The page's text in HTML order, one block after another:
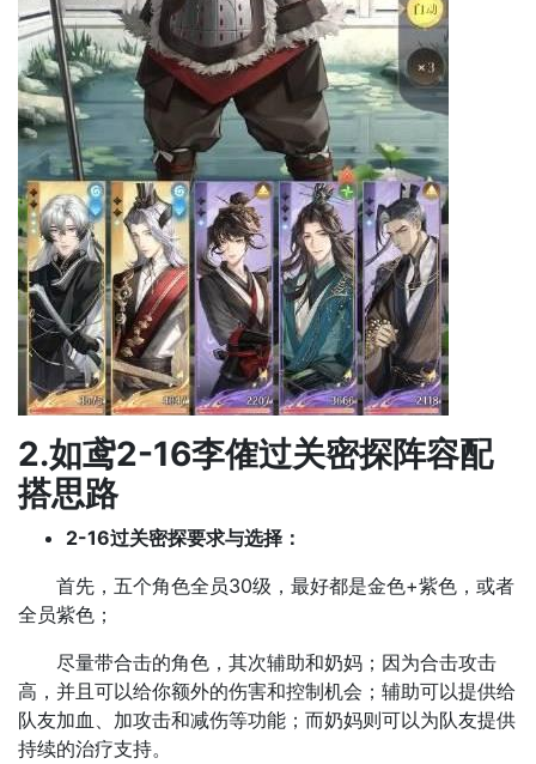
2.如鸢2-16李傕过关密探阵容配
搭思路
2-16过关密探要求与选择：
首先，五个角色全员30级，最好都是金色+紫色，或者
全员紫色；
尽量带合击的角色，其次辅助和奶妈；因为合击攻击
高，并且可以给你额外的伤害和控制机会；辅助可以提供给
队友加血、加攻击和减伤等功能；而奶妈则可以为队友提供
持续的治疗支持。